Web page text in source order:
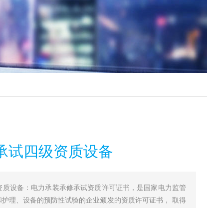
试四级资质设备
设备：电力承装承修承试资质许可证书，是国家电力监管
理、设备的预防性试验的企业颁发的资质许可证书， 取得